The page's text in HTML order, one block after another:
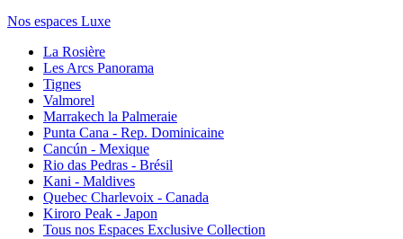
Nos espaces Luxe
La Rosière
Les Arcs Panorama
Tignes
Valmorel
Marrakech la Palmeraie
Punta Cana - Rep. Dominicaine
Cancún - Mexique
Rio das Pedras - Brésil
Kani - Maldives
Quebec Charlevoix - Canada
Kiroro Peak - Japon
Tous nos Espaces Exclusive Collection